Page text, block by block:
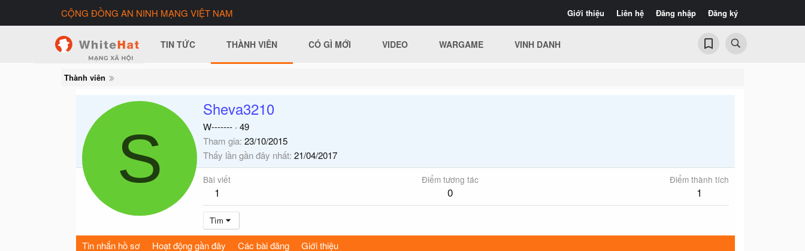
Giới thiệu Liên hệ Đăng nhập Đăng ký
CỘNG ĐỒNG AN NINH MẠNG VIỆT NAM
TIN TỨC THÀNH VIÊN CÓ GÌ MỚI VIDEO WARGAME VINH DANH
Thành viên
S
Sheva3210
W------- · 49
Tham gia 23/10/2015
Thấy lần gần đây nhất 21/04/2017
Bài viết
1
Điểm tương tác
0
Điểm thành tích
1
Tìm
Tin nhắn hồ sơ Hoạt động gần đây Các bài đăng Giới thiệu